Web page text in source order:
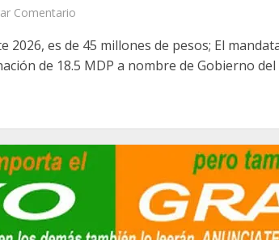
Comentario
2026, es de 45 millones de pesos; El
de 18.5 MDP a nombre de Gobierno del